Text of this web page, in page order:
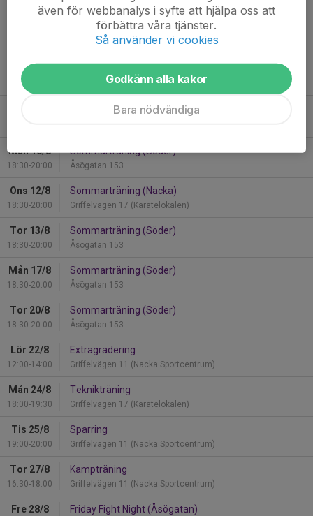
- För att få tävla ska man delta i minst två av Tävlingsgruppens
träningar per vecka.
- Deltagare i tävling behöver inneha egen skyddsutrustning.
transport, hotellvistelse, mat etc.).
Mån 10/8
18:30-20:00
Sommarträning (Söder)
Åsögatan 153
Ons 12/8
18:30-20:00
Sommarträning (Nacka)
Griffelvägen 17 (Karatelokalen)
Tor 13/8
18:30-20:00
Sommarträning (Söder)
Åsögatan 153
Mån 17/8
18:30-20:00
Sommarträning (Söder)
Åsögatan 153
Tor 20/8
18:30-20:00
Sommarträning (Söder)
Åsögatan 153
Lör 22/8
12:00-14:00
Extragradering
Griffelvägen 11 (Nacka Sportcentrum)
Mån 24/8
18:00-19:30
Teknikträning
Griffelvägen 17 (Karatelokalen)
Tis 25/8
19:00-20:00
Sparring
Griffelvägen 11 (Nacka Sportcentrum)
Tor 27/8
16:30-18:00
Kampträning
Griffelvägen 11 (Nacka Sportcentrum)
Fre 28/8 Friday Fight Night (Åsögatan)
även för webbanalys i syfte att hjälpa oss att
förbättra våra tjänster.
Så använder vi cookies
Godkänn alla kakor
Bara nödvändiga